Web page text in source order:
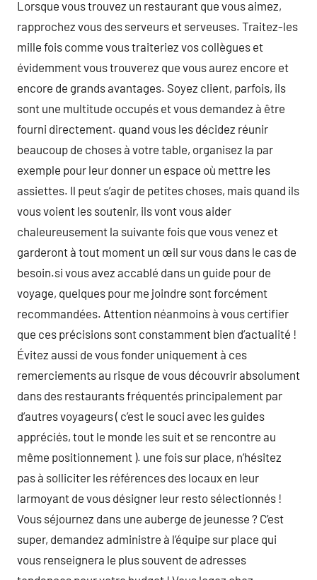
Lorsque vous trouvez un restaurant que vous aimez,
rapprochez vous des serveurs et serveuses. Traitez-les
mille fois comme vous traiteriez vos collègues et
évidemment vous trouverez que vous aurez encore et
encore de grands avantages. Soyez client, parfois, ils
sont une multitude occupés et vous demandez à être
fourni directement. quand vous les décidez réunir
beaucoup de choses à votre table, organisez la par
exemple pour leur donner un espace où mettre les
assiettes. Il peut s’agir de petites choses, mais quand ils
vous voient les soutenir, ils vont vous aider
chaleureusement la suivante fois que vous venez et
garderont à tout moment un œil sur vous dans le cas de
besoin.si vous avez accablé dans un guide pour de
voyage, quelques pour me joindre sont forcément
recommandées. Attention néanmoins à vous certifier
que ces précisions sont constamment bien d’actualité !
Évitez aussi de vous fonder uniquement à ces
remerciements au risque de vous découvrir absolument
dans des restaurants fréquentés principalement par
d’autres voyageurs ( c’est le souci avec les guides
appréciés, tout le monde les suit et se rencontre au
même positionnement ). une fois sur place, n’hésitez
pas à solliciter les références des locaux en leur
larmoyant de vous désigner leur resto sélectionnés !
Vous séjournez dans une auberge de jeunesse ? C’est
super, demandez administre à l’équipe sur place qui
vous renseignera le plus souvent de adresses